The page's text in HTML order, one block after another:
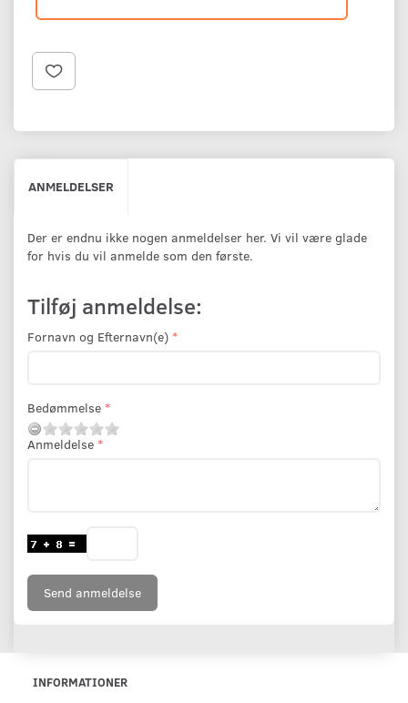
ANMELDELSER
Der er endnu ikke nogen anmeldelser her. Vi vil være glade
for hvis du vil anmelde som den første.
Tilføj anmeldelse:
Fornavn og Efternavn(e)
Bedømmelse
Anmeldelse
Send anmeldelse
INFORMATIONER